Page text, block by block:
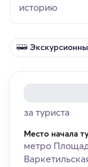
историю
за туриста
Место начала
метро